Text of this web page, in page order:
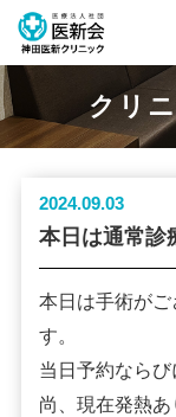
クリ
2024.09.03
本日は通常診
本日は手術がご
す。
当日予約ならび
尚、現在発熱